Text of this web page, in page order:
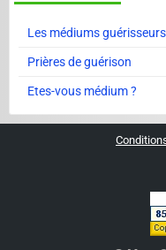
Les médiums guérisseurs
Prières de guérison
Etes-vous médium ?